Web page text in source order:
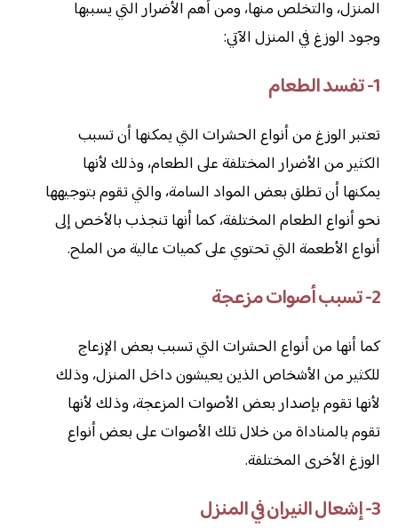
المنزل، والتخلص منها، ومن أهم الأضرار التي يسببها
وجود الوزغ في المنزل الآتي:
1- تفسد الطعام
تعتبر الوزغ من أنواع الحشرات التي يمكنها أن تسبب
الكثير من الأضرار المختلفة على الطعام، وذلك لأنها
يمكنها أن تطلق بعض المواد السامة، والتي تقوم بتوجيهها
نحو أنواع الطعام المختلفة، كما أنها تنجذب بالأخص إلى
أنواع الأطعمة التي تحتوي على كميات عالية من الملح.
2- تسبب أصوات مزعجة
كما أنها من أنواع الحشرات التي تسبب بعض الإزعاج
للكثير من الأشخاص الذين يعيشون داخل المنزل، وذلك
لأنها تقوم بإصدار بعض الأصوات المزعجة، وذلك لأنها
تقوم بالمناداة من خلال تلك الأصوات على بعض أنواع
الوزغ الأخرى المختلفة.
3- إشعال النيران في المنزل